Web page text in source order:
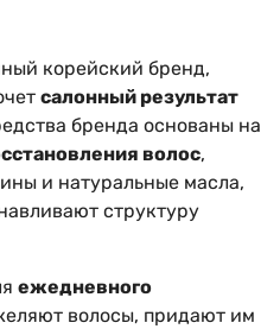
корейский бренд,
салонный результат
бренда основаны на
волос,
и натуральные масла,
структуру
ежедневного
волосы, придают им